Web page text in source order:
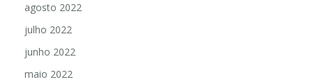
agosto 2022
julho 2022
junho 2022
maio 2022